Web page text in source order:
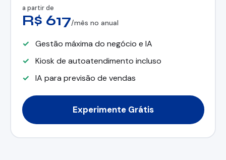
a partir de
R$ 617/mês no anual
Gestão máxima do negócio e IA
Kiosk de autoatendimento incluso
IA para previsão de vendas
Experimente Grátis